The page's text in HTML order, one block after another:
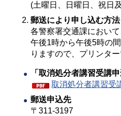
(土曜日、日曜日、祝日
郵送により申し込む方法
各警察署交通課におい
午後1時から午後5時の
りますので、プリンタ
「取消処分者講習受講
取消処分者講習受
郵送申込先
〒311-3197